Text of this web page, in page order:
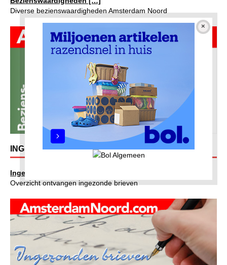
Diverse bezienswaardigheden Amsterdam Noord
INGEZONDEN BRIEVEN
Ingezonden brieven […]
Overzicht ontvangen ingezonde brieven